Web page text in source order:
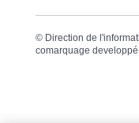
© Direction de
comarquage